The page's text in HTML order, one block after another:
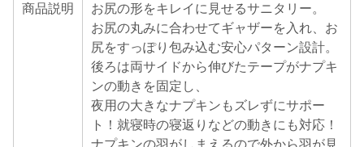
商品説明
お尻の形をキレイに見せるサニタリー。
お尻の丸みに合わせてギャザーを入れ、お
尻をすっぽり包み込む安心パターン設計。
後ろは両サイドから伸びたテープがナプキ
ンの動きを固定し、
夜用の大きなナプキンもズレずにサポー
ト！就寝時の寝返りなどの動きにも対応！
ナプキンの羽がしまえるので外から羽が見